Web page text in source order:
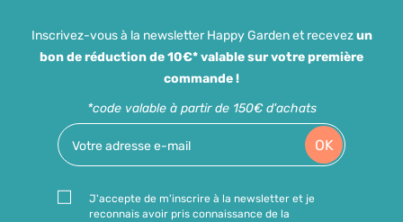
Inscrivez-vous à la newsletter Happy Garden et recevezun
bon de réduction de 10€* valable sur votre première
commande !
*code valable à partir de 150€ d'achats
OK
J'accepte de m'inscrire à la newsletter et je
reconnais avoir pris connaissance de la